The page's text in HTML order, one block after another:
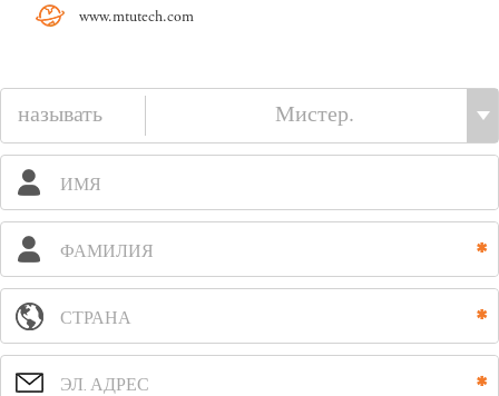
www.mtutech.com
называть
ИМЯ
ФАМИЛИЯ
СТРАНА
ЭЛ. АДРЕС